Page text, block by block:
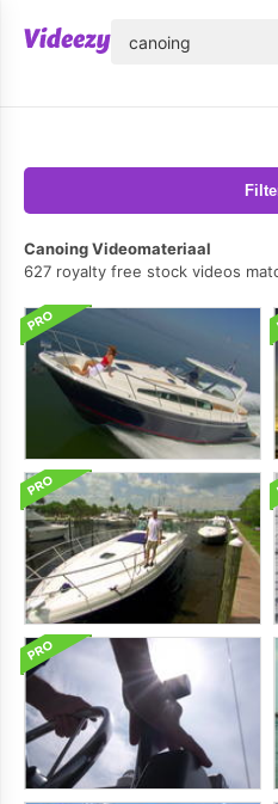
Canoing Videomateriaal
627 royalty free stock videos